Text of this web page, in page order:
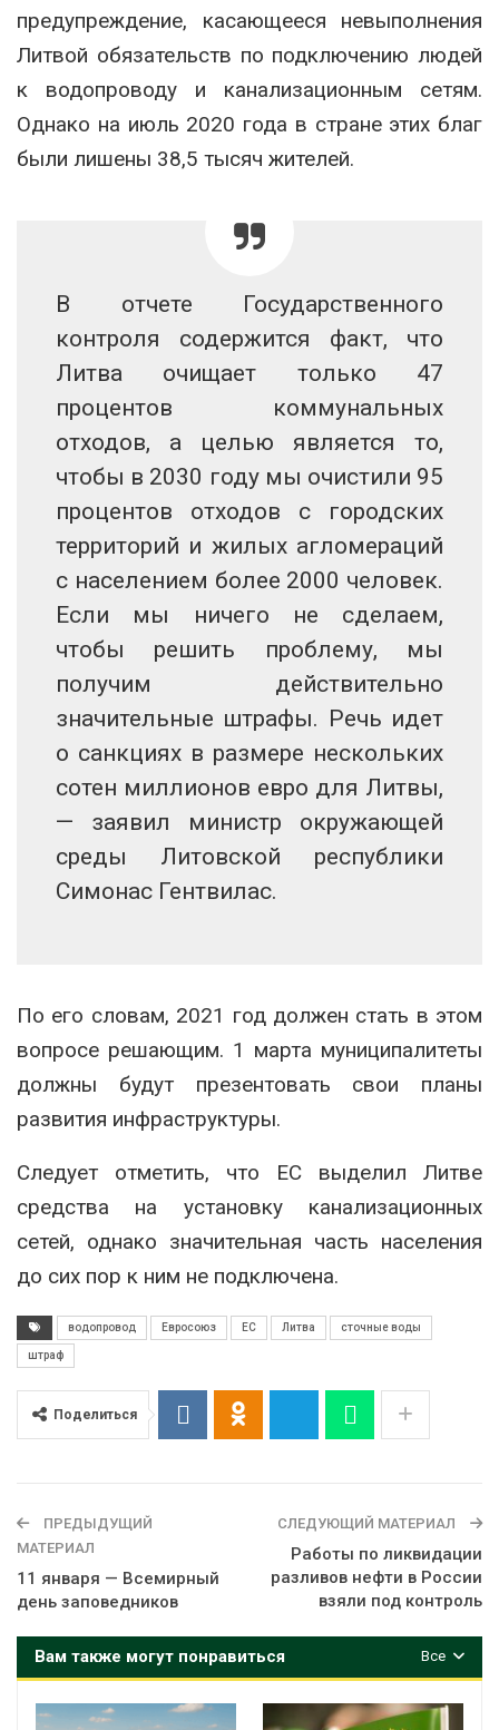
предупреждение, касающееся невыполнения
Литвой обязательств по подключению людей
к водопроводу и канализационным сетям.
Однако на июль 2020 года в стране этих благ
были лишены 38,5 тысяч жителей.
В отчете Государственного
контроля содержится факт, что
Литва очищает только 47
процентов коммунальных
отходов, а целью является то,
чтобы в 2030 году мы очистили 95
процентов отходов с городских
территорий и жилых агломераций
с населением более 2000 человек.
Если мы ничего не сделаем,
чтобы решить проблему, мы
получим действительно
значительные штрафы. Речь идет
о санкциях в размере нескольких
сотен миллионов евро для Литвы,
— заявил министр окружающей
среды Литовской республики
Симонас Гентвилас.
По его словам, 2021 год должен стать в этом
вопросе решающим. 1 марта муниципалитеты
должны будут презентовать свои планы
развития инфраструктуры.
Следует отметить, что ЕС выделил Литве
средства на установку канализационных
сетей, однако значительная часть населения
до сих пор к ним не подключена.
водопровод Евросоюз ЕС Литва сточные воды
штраф
Поделиться
ПРЕДЫДУЩИЙ
МАТЕРИАЛ
11 января — Всемирный
день заповедников
СЛЕДУЮЩИЙ МАТЕРИАЛ
Работы по ликвидации
разливов нефти в России
взяли под контроль
Все
Вам также могут понравиться